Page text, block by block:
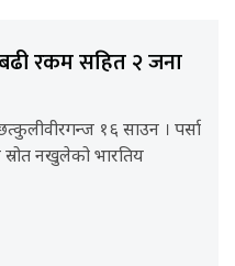
रकम सहित २ जना
१६ साउन । पर्सा
स्रोत नखुलेको भारतिय